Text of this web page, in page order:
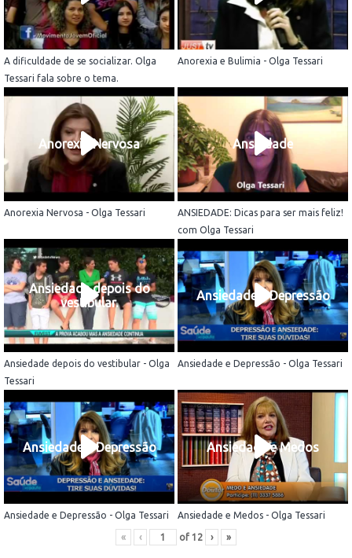
A dificuldade de se socializar. Olga
Tessari fala sobre o tema.
Anorexia e Bulimia - Olga Tessari
Anorexia Nervosa
Anorexia Nervosa - Olga Tessari
Ansiedade
ANSIEDADE: Dicas para ser mais feliz!
com Olga Tessari
Ansiedade depois do
vestibular.
Ansiedade depois do vestibular - Olga
Tessari
Ansiedade e Depressão
Ansiedade e Depressão - Olga Tessari
Ansiedade e Depressão
Ansiedade e Depressão - Olga Tessari
Ansiedade e Medos
Ansiedade e Medos - Olga Tessari
« ‹ of 12 › »